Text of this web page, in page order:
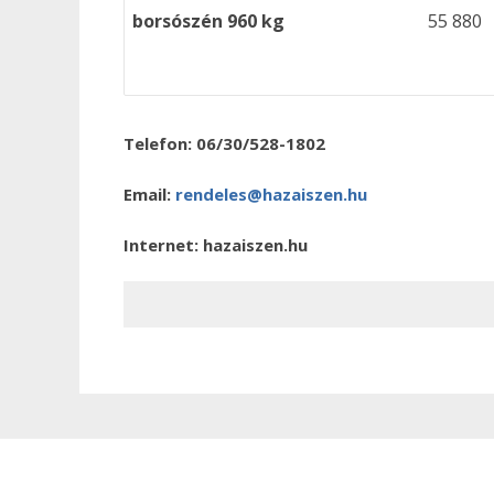
borsószén 960 kg
55 880
Telefon: 06/30/528-1802
Email: rendeles@hazaiszen.hu
Internet: hazaiszen.hu